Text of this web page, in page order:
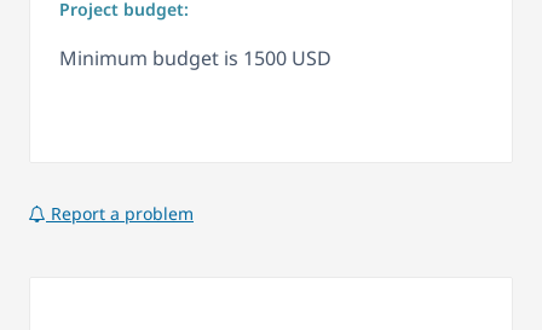
Project budget:
Minimum budget is 1500 USD
Report a problem